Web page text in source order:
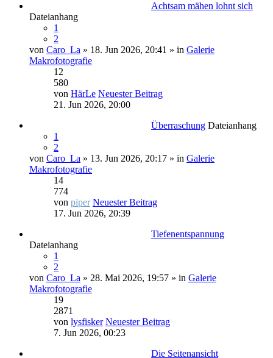
Achtsam mähen lohnt sich
Dateianhang
1
2
von Caro_La » 18. Jun 2026, 20:41 » in Galerie
Makrofotografie
12
580
von HärLe Neuester Beitrag
21. Jun 2026, 20:00
Überraschung Dateianhang
1
2
von Caro_La » 13. Jun 2026, 20:17 » in Galerie
Makrofotografie
14
774
von piper Neuester Beitrag
17. Jun 2026, 20:39
Tiefenentspannung
Dateianhang
1
2
von Caro_La » 28. Mai 2026, 19:57 » in Galerie
Makrofotografie
19
2871
von lysfisker Neuester Beitrag
7. Jun 2026, 00:23
Die Seitenansicht